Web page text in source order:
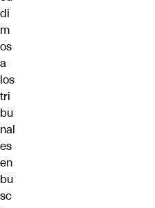
di
m
os
a
los
tri
bu
nal
es
en
bu
sc